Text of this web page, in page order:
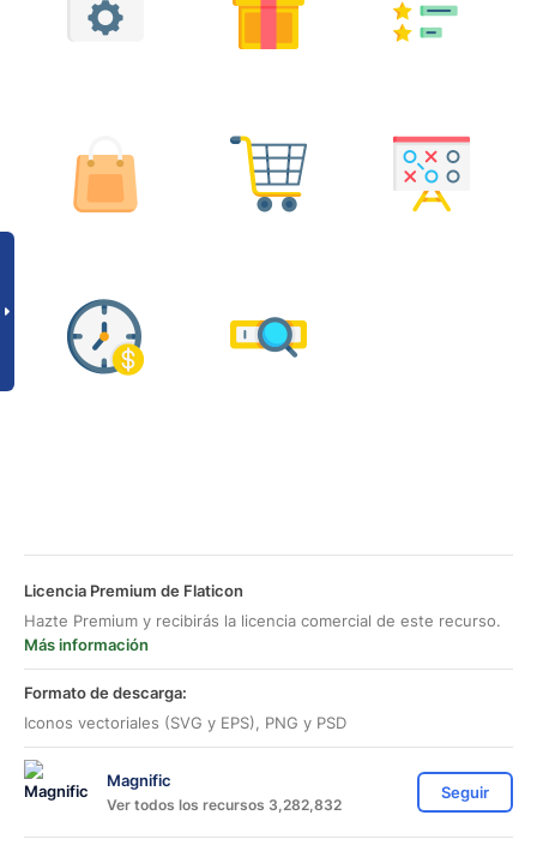
Licencia Premium de Flaticon
Hazte Premium y recibirás la licencia comercial de este recurso.
Más información
Formato de descarga:
Iconos vectoriales (SVG y EPS), PNG y PSD
Magnific
Ver todos los recursos 3,282,832
Seguir